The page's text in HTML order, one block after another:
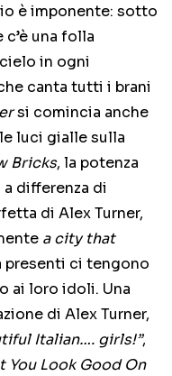
è imponente: sotto
una folla
in ogni
canta tutti i brani
si comincia anche
luci gialle sulla
Bricks, la potenza
a differenza di
di Alex Turner,
a city that
ci tengono
ai loro idoli. Una
di Alex Turner,
Italian…. girls!”,
You Look Good On